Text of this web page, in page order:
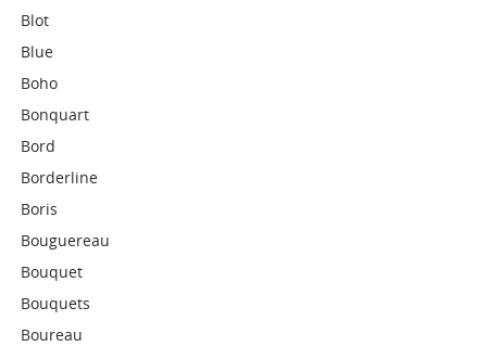
Blot
Blue
Boho
Bonquart
Bord
Borderline
Boris
Bouguereau
Bouquet
Bouquets
Boureau